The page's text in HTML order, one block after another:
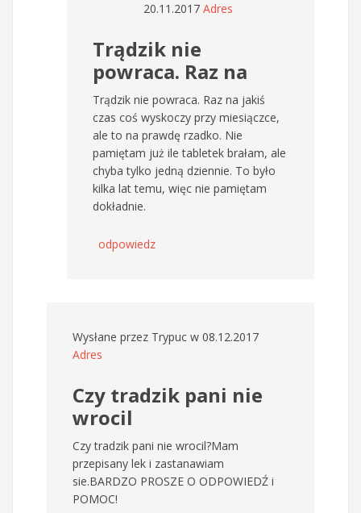
20.11.2017 Adres
Trądzik nie
powraca. Raz na
Trądzik nie powraca. Raz na jakiś
czas coś wyskoczy przy miesiączce,
ale to na prawdę rzadko. Nie
pamiętam już ile tabletek brałam, ale
chyba tylko jedną dziennie. To było
kilka lat temu, więc nie pamiętam
dokładnie.
odpowiedz
Wysłane przez Trypuc w 08.12.2017
Adres
Czy tradzik pani nie
wrocil
Czy tradzik pani nie wrocil?Mam
przepisany lek i zastanawiam
sie.BARDZO PROSZE O ODPOWIEDŹ i
POMOC!